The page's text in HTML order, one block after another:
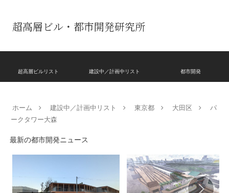
超高層ビル・都市開発研究所
超高層ビルリスト 建設中／計画中リスト 都市開発
ホーム 建設中／計画中リスト 東京都 大田区
パ
ークタワー大森
最新の都市開発ニュース